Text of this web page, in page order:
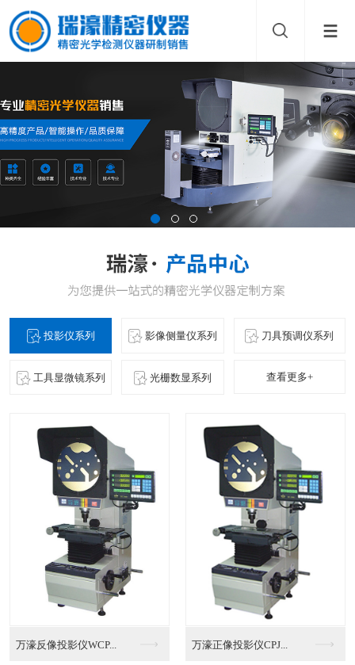
投影仪系列 影像侧量仪系列 刀具预调仪系列
工具显微镜系列 光栅数显系列 查看更多+
惠州全自动影像测量仪... 标准全自动影像测量仪...